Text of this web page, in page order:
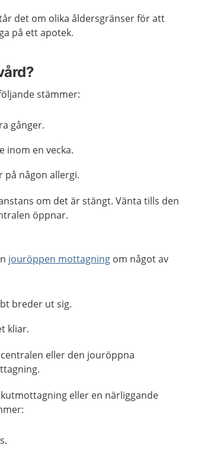
det om olika åldersgränser för att
på ett apotek.
stämmer:
gånger.
inom en vecka.
någon allergi.
om det är stängt. Vänta tills den
öppnar.
jouröppen mottagning om något av
breder ut sig.
kliar.
eller den jouröppna
eller en närliggande